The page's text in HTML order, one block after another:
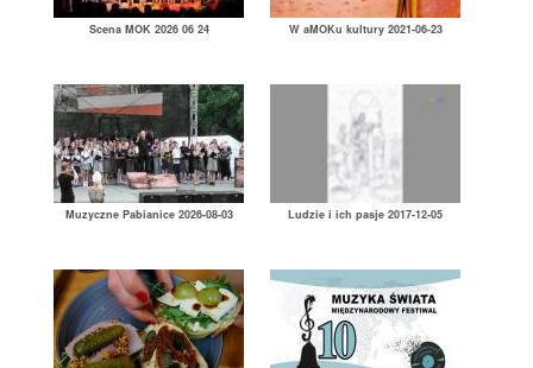
Scena MOK 2026 06 24 W aMOKu kultury 2021-06-23
Muzyczne Pabianice 2026-08-03 Ludzie i ich pasje 2017-12-05